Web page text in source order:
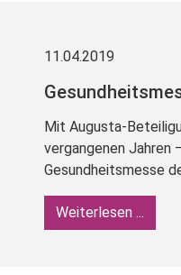
11.04.2019
Mit Augusta-
vergangenen Jahren
Gesundheitsmesse
Weiterlesen ...